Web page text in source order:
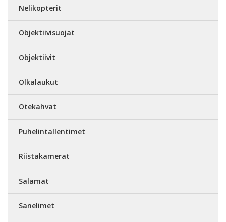
Nelikopterit
Objektiivisuojat
Objektiivit
Olkalaukut
Otekahvat
Puhelintallentimet
Riistakamerat
Salamat
Sanelimet